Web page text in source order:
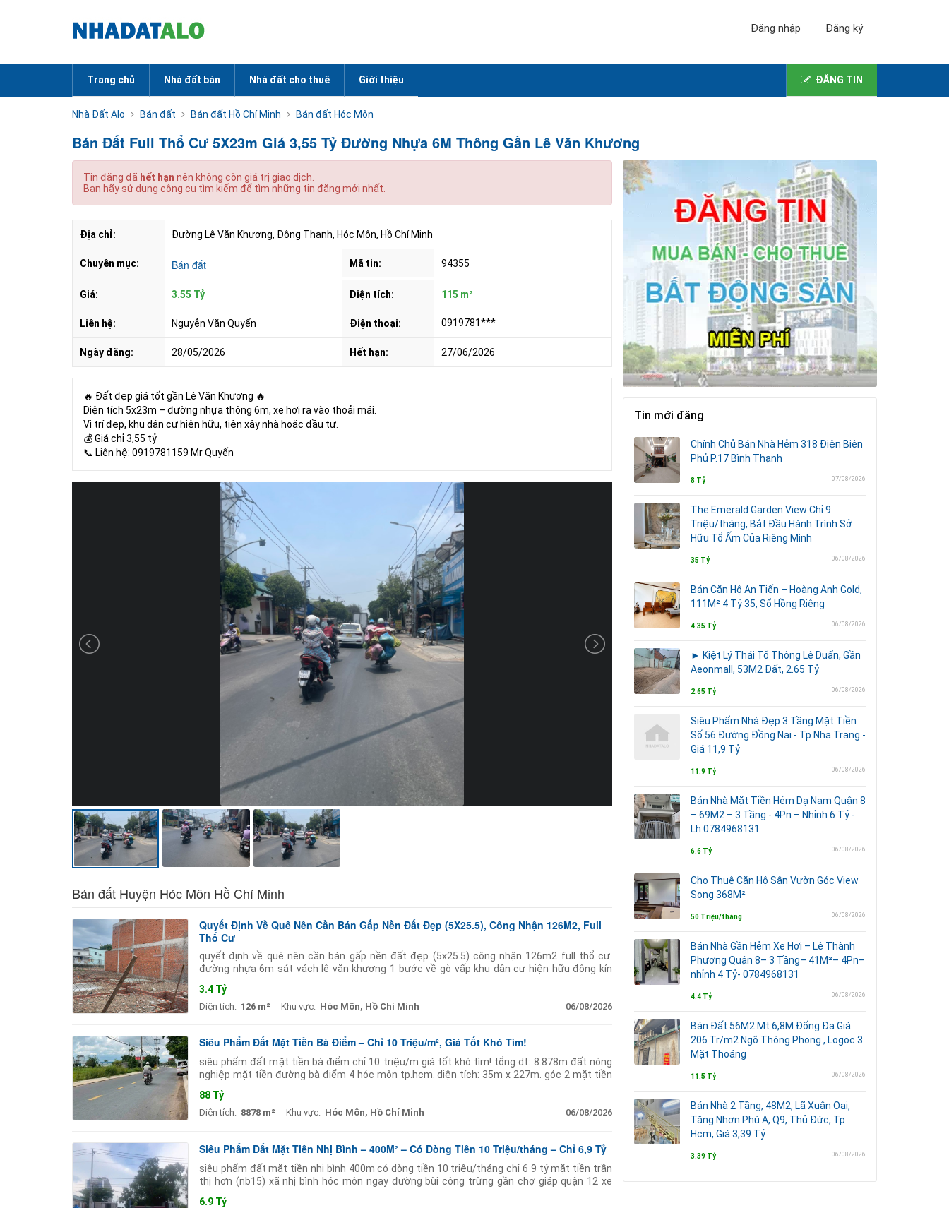
Đăng nhập Đăng ký
Trang chủ Nhà đất bán Nhà đất cho thuê Giới thiệu ĐĂNG TIN
Nhà Đất Alo Bán đất Bán đất Hồ Chí Minh Bán đất Hóc Môn
Bán Đất Full Thổ Cư 5X23m Giá 3,55 Tỷ Đường Nhựa 6M Thông Gần Lê Văn Khương
Tin đăng đã hết hạn nên không còn giá trị giao dịch.
Bạn hãy sử dụng công cụ tìm kiếm để tìm những tin đăng mới nhất.
Địa chỉ: Đường Lê Văn Khương, Đông Thạnh, Hóc Môn, Hồ Chí Minh
Chuyên mục: Bán đất Mã tin: 94355
Giá: 3.55 Tỷ Diện tích: 115 m²
Liên hệ: Nguyễn Văn Quyến Điện thoại: 0919781***
Ngày đăng: 28/05/2026 Hết hạn: 27/06/2026
🔥 Đất đẹp giá tốt gần Lê Văn Khương 🔥
Diện tích 5x23m – đường nhựa thông 6m, xe hơi ra vào thoải mái.
Vị trí đẹp, khu dân cư hiện hữu, tiện xây nhà hoặc đầu tư.
💰 Giá chỉ 3,55 tỷ
📞 Liên hệ: 0919781159 Mr Quyến
Bán đất Huyện Hóc Môn Hồ Chí Minh
Quyết Định Về Quê Nên Cần Bán Gấp Nền Đất Đẹp (5X25.5), Công Nhận 126M2, Full
Thổ Cư
quyết định về quê nên cần bán gấp nền đất đẹp (5x25.5) công nhận 126m2 full thổ cư.
đường nhựa 6m sát vách lê văn khương 1 bước về gò vấp khu dân cư hiện hữu đông kín
3.4 Tỷ
Diện tích: 126 m² Khu vực: Hóc Môn, Hồ Chí Minh 06/08/2026
Siêu Phẩm Đất Mặt Tiền Bà Điểm – Chỉ 10 Triệu/m², Giá Tốt Khó Tìm!
siêu phẩm đất mặt tiền bà điểm chỉ 10 triệu/m giá tốt khó tìm! tổng dt: 8.878m đất nông
nghiệp mặt tiền đường bà điểm 4 hóc môn tp.hcm. diện tích: 35m x 227m. góc 2 mặt tiền
88 Tỷ
Diện tích: 8878 m² Khu vực: Hóc Môn, Hồ Chí Minh 06/08/2026
Siêu Phẩm Đất Mặt Tiền Nhị Bình – 400M² – Có Dòng Tiền 10 Triệu/tháng – Chỉ 6,9 Tỷ
siêu phẩm đất mặt tiền nhị bình 400m có dòng tiền 10 triệu/tháng chỉ 6 9 tỷ mặt tiền trần
thị hơn (nb15) xã nhị bình hóc môn ngay đường bùi công trừng gần chợ giáp quận 12 xe
6.9 Tỷ
Tin mới đăng
Chính Chủ Bán Nhà Hẻm 318 Điện Biên
Phủ P.17 Bình Thạnh
8 Tỷ 07/08/2026
The Emerald Garden View Chỉ 9
Triệu/tháng, Bắt Đầu Hành Trình Sở
Hữu Tổ Ấm Của Riêng Mình
35 Tỷ 06/08/2026
Bán Căn Hộ An Tiến – Hoàng Anh Gold,
111M² 4 Tỷ 35, Sổ Hồng Riêng
4.35 Tỷ 06/08/2026
► Kiệt Lý Thái Tổ Thông Lê Duẩn, Gần
Aeonmall, 53M2 Đất, 2.65 Tỷ
2.65 Tỷ 06/08/2026
Siêu Phẩm Nhà Đẹp 3 Tầng Mặt Tiền
Số 56 Đường Đồng Nai - Tp Nha Trang -
Giá 11,9 Tỷ
11.9 Tỷ 06/08/2026
Bán Nhà Mặt Tiền Hẻm Dạ Nam Quận 8
– 69M2 – 3 Tầng - 4Pn – Nhỉnh 6 Tỷ -
Lh 0784968131
6.6 Tỷ 06/08/2026
Cho Thuê Căn Hộ Sân Vườn Góc View
Song 368M²
50 Triệu/tháng 06/08/2026
Bán Nhà Gần Hẻm Xe Hơi – Lê Thành
Phương Quận 8– 3 Tầng– 41M²– 4Pn–
nhỉnh 4 Tỷ- 0784968131
4.4 Tỷ 06/08/2026
Bán Đất 56M2 Mt 6,8M Đống Đa Giá
206 Tr/m2 Ngõ Thông Phong , Logoc 3
Mặt Thoáng
11.5 Tỷ 06/08/2026
Bán Nhà 2 Tầng, 48M2, Lã Xuân Oai,
Tăng Nhơn Phú A, Q9, Thủ Đức, Tp
Hcm, Giá 3,39 Tỷ
3.39 Tỷ 06/08/2026